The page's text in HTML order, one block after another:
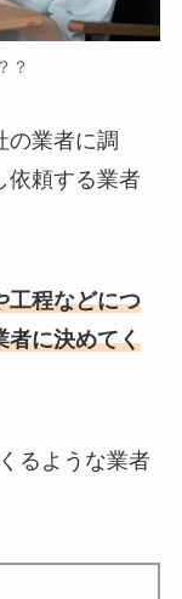
？
の業者に調
依頼する業者
工程などにつ
者に決めてく
るような業者